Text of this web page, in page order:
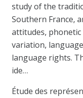
study of the
Southern France,
attitudes, phonetic
variation,
language rights.
ide…
Étude des